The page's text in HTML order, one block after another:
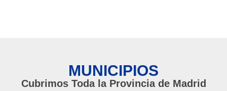
MUNICIPIOS
Cubrimos Toda la Provincia de Madrid